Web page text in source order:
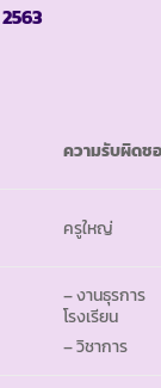
2563
ความรับผิดช
ครูใหญ่
– งานธุรการ
โรงเรียน
– วิชาการ